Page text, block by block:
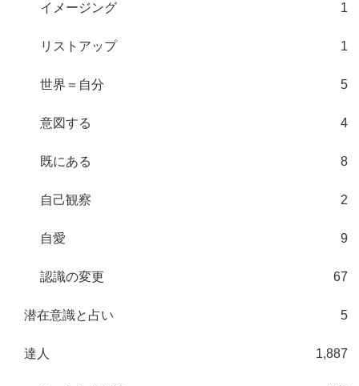
イメージング 1
リストアップ 1
世界＝自分 5
意図する 4
既にある 8
自己観察 2
自愛 9
認識の変更 67
潜在意識と占い 5
達人 1,887